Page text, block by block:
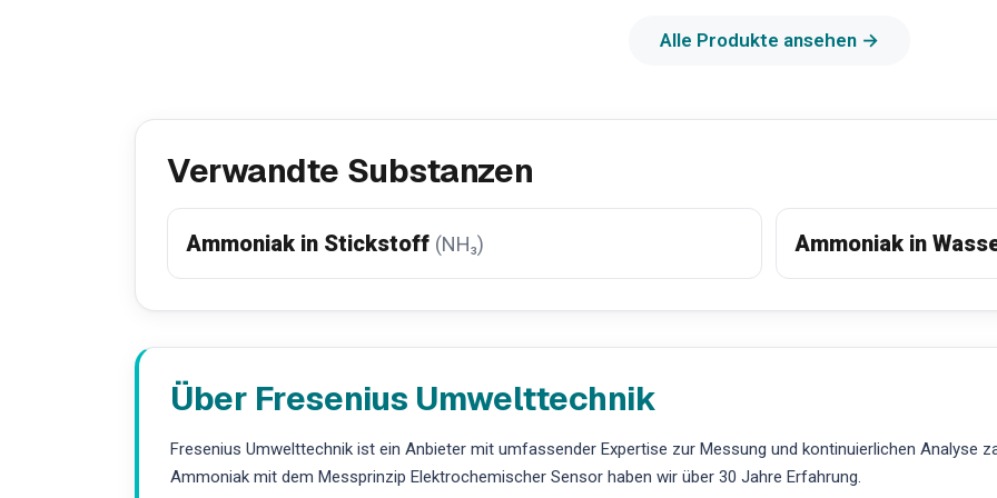
Alle Produkte ansehen →
Verwandte Substanzen
Ammoniak in Stickstoff (NH₃) Ammoniak in
Über Fresenius Umwelttechnik
Fresenius Umwelttechnik ist ein Anbieter mit umfassender Expertise zur Messung und kontinuierlichen Analyse
Ammoniak mit dem Messprinzip Elektrochemischer Sensor haben wir über 30 Jahre Erfahrung.